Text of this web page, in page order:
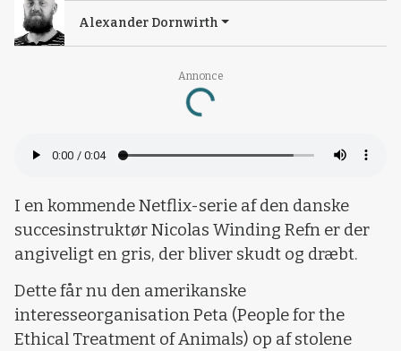
Annonce
Loading...
Alexander Dornwirth
I en kommende Netflix-serie af den danske
succesinstruktør Nicolas Winding Refn er der
angiveligt en gris, der bliver skudt og dræbt.
Dette får nu den amerikanske
interesseorganisation Peta (People for the
Ethical Treatment of Animals) op af stolene